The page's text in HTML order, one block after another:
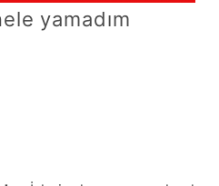
yamadım